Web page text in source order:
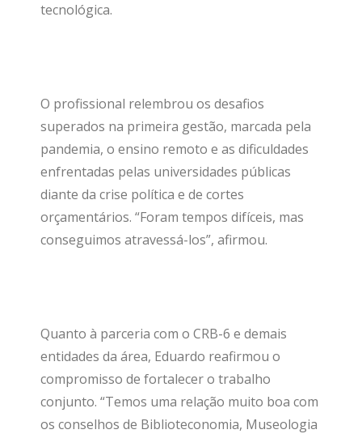
tecnológica.
O profissional relembrou os desafios
superados na primeira gestão, marcada pela
pandemia, o ensino remoto e as dificuldades
enfrentadas pelas universidades públicas
diante da crise política e de cortes
orçamentários. “Foram tempos difíceis, mas
conseguimos atravessá-los”, afirmou.
Quanto à parceria com o CRB-6 e demais
entidades da área, Eduardo reafirmou o
compromisso de fortalecer o trabalho
conjunto. “Temos uma relação muito boa com
os conselhos de Biblioteconomia, Museologia